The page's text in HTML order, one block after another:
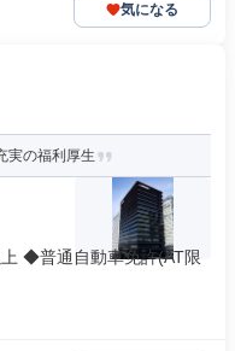
気になる
の福利厚生
◆普通自動車免許(AT限